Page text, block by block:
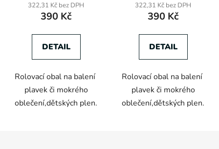
322,31 Kč bez DPH
390 Kč
DETAIL
Rolovací obal na balení
plavek či mokrého
oblečení,dětských plen.
322,31 Kč bez DPH
390 Kč
DETAIL
Rolovací obal na balení
plavek či mokrého
oblečení,dětských plen.